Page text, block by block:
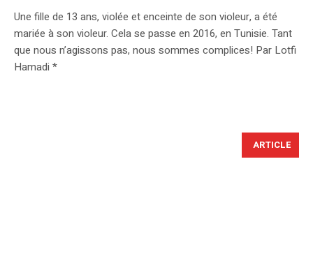
Une fille de 13 ans, violée et enceinte de son violeur, a été
mariée à son violeur. Cela se passe en 2016, en Tunisie. Tant
que nous n’agissons pas, nous sommes complices! Par Lotfi
Hamadi *
ARTICLE